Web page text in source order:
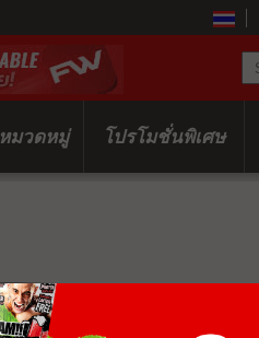
หมวดหมู่ โปรโมชั่นพิเศษ